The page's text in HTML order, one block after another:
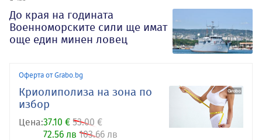
До края на годината
Военноморските сили ще имат
още един минен ловец
Оферта от Grabo.bg
Криолиполиза на зона по
избор
Цена:37.10 € 53.00 €
72.56 лв 103.66 лв